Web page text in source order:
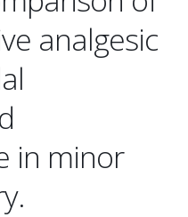
analgesic
in minor